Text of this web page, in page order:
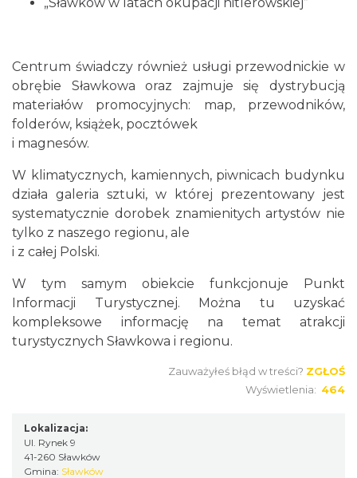
Centrum świadczy również usługi przewodnickie w
obrębie Sławkowa oraz zajmuje się dystrybucją
materiałów promocyjnych: map, przewodników,
folderów, książek, pocztówek
i magnesów.
W klimatycznych, kamiennych, piwnicach budynku
działa galeria sztuki, w której prezentowany jest
systematycznie dorobek znamienitych artystów nie
tylko z naszego regionu, ale
i z całej Polski.
W tym samym obiekcie funkcjonuje Punkt
Informacji Turystycznej. Można tu uzyskać
kompleksowe informację na temat atrakcji
turystycznych Sławkowa i regionu.
Zauważyłeś błąd w treści? ZGŁOŚ
Wyświetlenia: 464
Lokalizacja:
Ul. Rynek 9
41-260 Sławków
Gmina: Sławków